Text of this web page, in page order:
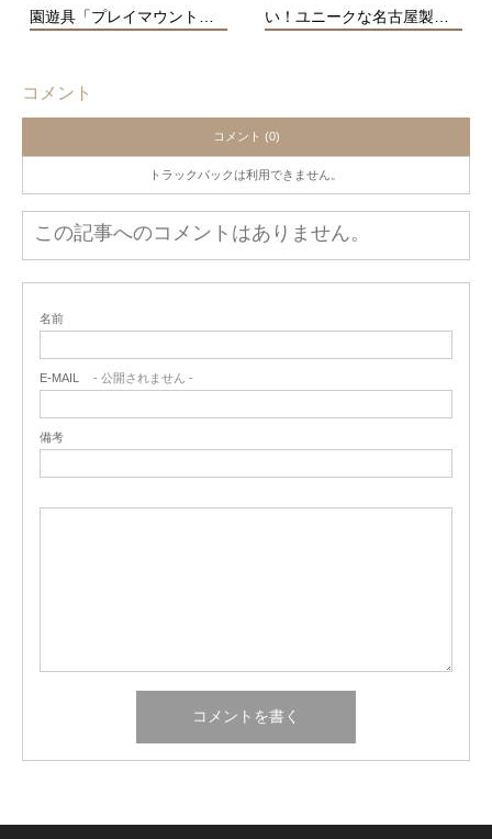
園遊具「プレイマウント…
い！ユニークな名古屋製…
コメント
コメント (0)
トラックバックは利用できません。
この記事へのコメントはありません。
名前
E-MAIL - 公開されません -
備考